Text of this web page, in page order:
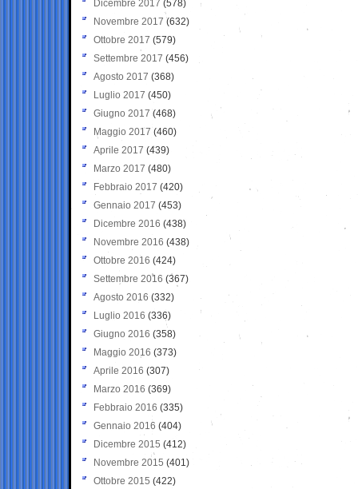
Dicembre 2017 (578)
Novembre 2017 (632)
Ottobre 2017 (579)
Settembre 2017 (456)
Agosto 2017 (368)
Luglio 2017 (450)
Giugno 2017 (468)
Maggio 2017 (460)
Aprile 2017 (439)
Marzo 2017 (480)
Febbraio 2017 (420)
Gennaio 2017 (453)
Dicembre 2016 (438)
Novembre 2016 (438)
Ottobre 2016 (424)
Settembre 2016 (367)
Agosto 2016 (332)
Luglio 2016 (336)
Giugno 2016 (358)
Maggio 2016 (373)
Aprile 2016 (307)
Marzo 2016 (369)
Febbraio 2016 (335)
Gennaio 2016 (404)
Dicembre 2015 (412)
Novembre 2015 (401)
Ottobre 2015 (422)